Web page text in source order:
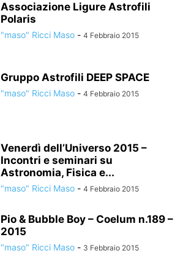
Associazione Ligure Astrofili
Polaris
"maso" Ricci Maso - 4 Febbraio 2015
Gruppo Astrofili DEEP SPACE
"maso" Ricci Maso - 4 Febbraio 2015
Venerdì dell’Universo 2015 –
Incontri e seminari su
Astronomia, Fisica e...
"maso" Ricci Maso - 4 Febbraio 2015
Pio & Bubble Boy – Coelum n.189 –
2015
"maso" Ricci Maso - 3 Febbraio 2015